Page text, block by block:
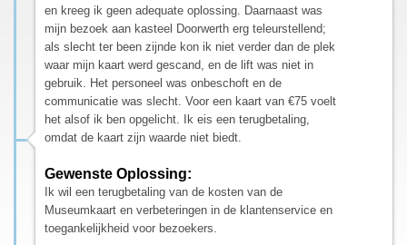
en kreeg ik geen adequate oplossing. Daarnaast was
mijn bezoek aan kasteel Doorwerth erg teleurstellend;
als slecht ter been zijnde kon ik niet verder dan de plek
waar mijn kaart werd gescand, en de lift was niet in
gebruik. Het personeel was onbeschoft en de
communicatie was slecht. Voor een kaart van €75 voelt
het alsof ik ben opgelicht. Ik eis een terugbetaling,
omdat de kaart zijn waarde niet biedt.
Gewenste Oplossing:
Ik wil een terugbetaling van de kosten van de
Museumkaart en verbeteringen in de klantenservice en
toegankelijkheid voor bezoekers.